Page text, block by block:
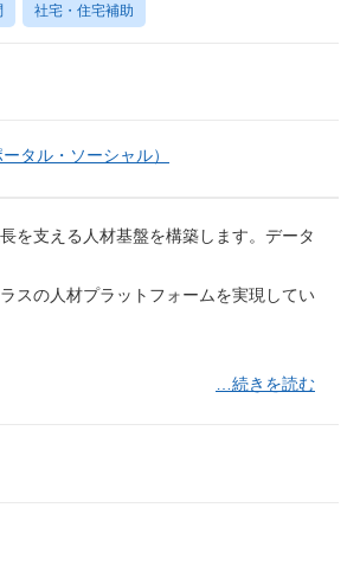
社宅・住宅補助
タル・ソーシャル）
を支える人材基盤を構築します。データ
スの人材プラットフォームを実現してい
…続きを読む